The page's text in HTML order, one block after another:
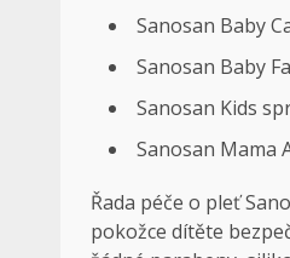
Sanosan Baby
Sanosan Baby
Sanosan Kids
Sanosan Mama
Řada péče o pleť
pokožce dítěte